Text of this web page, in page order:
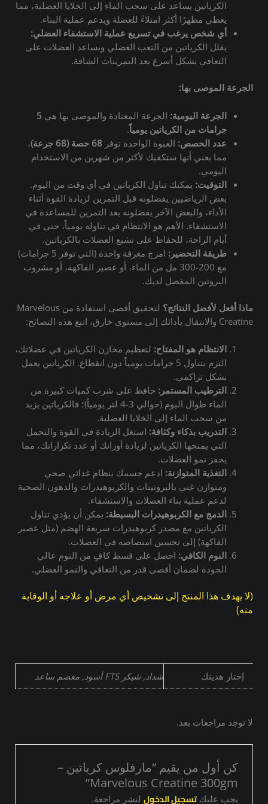
الكرياتين يساعد على سحب الماء إلى الخلايا العضلية، مما
يعطي مظهرًا أكثر امتلاءً للعضلة ويدعم عملية البناء.
أي شخص يرغب في تسريع عملية الاستشفاء العضلي:
يقلل الكرياتين من التعب العضلي ويساعد العضلات على
التعافي بشكل أسرع بعد التمرينات الشاقة.
الجرعة الموصى بها:
الجرعة اليومية: الجرعة المعتادة والموصى بها هي 5
جرامات من الكرياتين يومياً.
عدد الحصص: العبوة الواحدة توفر 68 حصة (68 جرعة)
،
مما يعني أنها ستكفيك لأكثر من شهرين من الاستخدام
اليومي.
التوقيت: يمكنك تناول الكرياتين في أي وقت من اليوم.
بعض الرياضيين يفضلونه قبل التمرين لزيادة القوة أثناء
الأداء، والبعض الآخر يفضلونه بعد التمرين للمساعدة في
الاستشفاء. الأهم هو الانتظام في تناوله يومياً، حتى في
أيام الراحة، للحفاظ على تشبع العضلات بالكرياتين.
طريقة التحضير:
امزج مغرفة واحدة (التي توفر 5 جرامات)
مع 200-300 مل من الماء، أو عصير الفاكهة، أو مشروب
البروتين المفضل لديك.
ماذا أفعل لأفضل النتائج؟
لتحقيق أقصى استفادة من Marvelous
Creatine والانتقال بأدائك إلى مستوى خارق، اتبع هذه النصائح:
الانتظام هو المفتاح: لتعظيم مخازن الكرياتين في عضلاتك،
التزم بتناول 5 جرامات يومياً دون انقطاع. الكرياتين يعمل
بشكل تراكمي.
الترطيب المستمر: حافظ على شرب كميات كبيرة من
الماء طوال اليوم (حوالي 3-4 لتر يومياً)؛ فالكرياتين يزيد
من سحب الماء إلى الخلايا العضلية.
التدريب بذكاء وكثافة: استغل الزيادة في القوة والتحمل
التي يمنحها الكرياتين لزيادة أوزانك أو عدد تكراراتك، مما
يحفز نمو العضلات.
التغذية المتوازنة: ادعم جسمك بنظام غذائي صحي
ومتوازن غني بالبروتينات والكربوهيدرات والدهون الصحية
لدعم عملية بناء العضلات والاستشفاء.
الدمج مع الكربوهيدرات البسيطة: يمكن أن يؤدي تناول
الكرياتين مع مصدر كربوهيدرات سريعة الهضم (مثل عصير
الفاكهة) إلى تحسين امتصاصه في العضلات.
النوم الكافي: احصل على قسط كافٍ من النوم عالي
الجودة لضمان أقصى قدر من التعافي والنمو العضلي.
(لا يهدف هذا المنتج إلى تشخيص أي مرض أو علاجه أو الوقاية
منه)
إختار هديتك شداد, شيكر FTS أسود, معصم ساعد
لا توجد مراجعات بعد.
كن أول من يقيم “مارفلوس كرياتين –
Marvelous Creatine 300gm”
يجب عليكتسجيل الدخول لنشر مراجعة.